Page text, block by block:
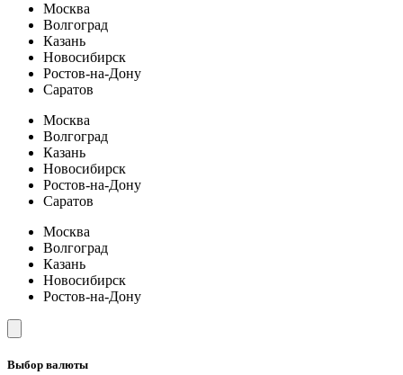
Москва
Волгоград
Казань
Новосибирск
Ростов-на-Дону
Саратов
Москва
Волгоград
Казань
Новосибирск
Ростов-на-Дону
Саратов
Москва
Волгоград
Казань
Новосибирск
Ростов-на-Дону
Выбор валюты